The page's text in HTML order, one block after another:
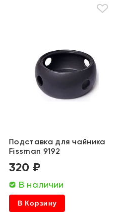
Подставка для чайника
Fissman 9192
320 ₽
В наличии
В Корзину